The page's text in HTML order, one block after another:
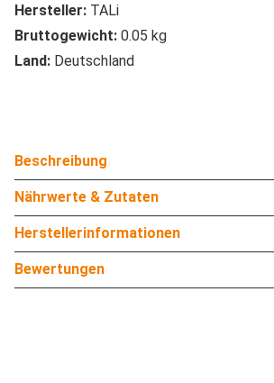
Hersteller: TALi
Bruttogewicht: 0.05 kg
Land: Deutschland
Beschreibung
Nährwerte & Zutaten
Herstellerinformationen
Bewertungen